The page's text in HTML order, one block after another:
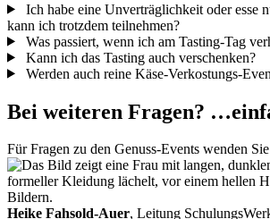
Ich habe eine Unverträglichkeit oder esse
kann ich trotzdem teilnehmen?
Was passiert, wenn ich am Tasting-Tag
Kann ich das Tasting auch verschenken?
Werden auch reine Käse-Verkostungs-
Bei weiteren Fragen?
Für Fragen zu den Genuss-Events wenden
Heike Fahsold-Auer, Leitung